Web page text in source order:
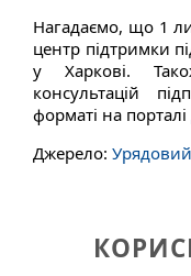
Нагадаємо, що 1
центр підтримки
у Харкові.
консультацій
форматі на порталі
Джерело: